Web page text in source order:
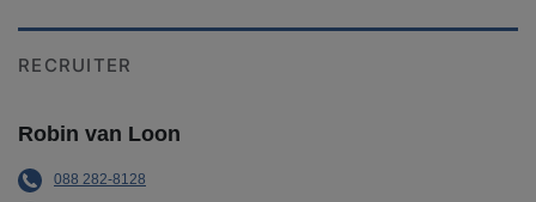
RECRUITER
Robin van Loon
088 282-8128